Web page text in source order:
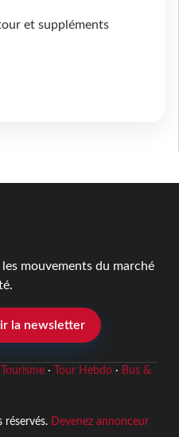
et suppléments
mouvements du marché
la newsletter
· Tour Hebdo· Bus &
Devenez annonceur